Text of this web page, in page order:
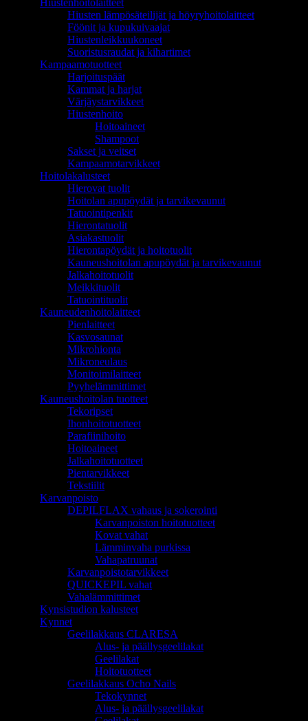
Hiustenhoitolaitteet
Hiusten lämpösäteilijät ja höyryhoitolaitteet
Föönit ja kupukuivaajat
Hiustenleikkuukoneet
Suoristusraudat ja kihartimet
Kampaamotuotteet
Harjoituspäät
Kammat ja harjat
Värjäystarvikkeet
Hiustenhoito
Hoitoaineet
Shampoot
Sakset ja veitset
Kampaamotarvikkeet
Hoitolakalusteet
Hierovat tuolit
Hoitolan apupöydät ja tarvikevaunut
Tatuointipenkit
Hierontatuolit
Asiakastuolit
Hierontapöydät ja hoitotuolit
Kauneushoitolan apupöydät ja tarvikevaunut
Jalkahoitotuolit
Meikkituolit
Tatuointituolit
Kauneudenhoitolaitteet
Pienlaitteet
Kasvosaunat
Mikrohionta
Mikroneulaus
Monitoimilaitteet
Pyyhelämmittimet
Kauneushoitolan tuotteet
Tekoripset
Ihonhoitotuotteet
Parafiinihoito
Hoitoaineet
Jalkahoitotuotteet
Pientarvikkeet
Tekstiilit
Karvanpoisto
DEPILFLAX vahaus ja sokerointi
Karvanpoiston hoitotuotteet
Kovat vahat
Lämminvaha purkissa
Vahapatruunat
Karvanpoistotarvikkeet
QUICKEPIL vahat
Vahalämmittimet
Kynsistudion kalusteet
Kynnet
Geelilakkaus CLARESA
Alus- ja päällysgeelilakat
Geelilakat
Hoitotuotteet
Geelilakkaus Ocho Nails
Tekokynnet
Alus- ja päällysgeelilakat